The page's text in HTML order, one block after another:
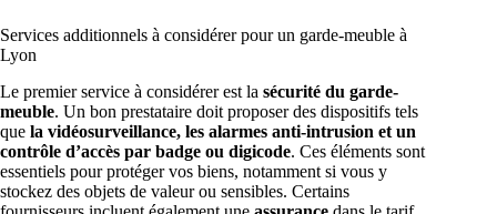
Services additionnels à considérer pour un garde-meuble à
Lyon
Le premier service à considérer est la sécurité du garde-
meuble. Un bon prestataire doit proposer des dispositifs tels
que la vidéosurveillance, les alarmes anti-intrusion et un
contrôle d’accès par badge ou digicode. Ces éléments sont
essentiels pour protéger vos biens, notamment si vous y
stockez des objets de valeur ou sensibles. Certains